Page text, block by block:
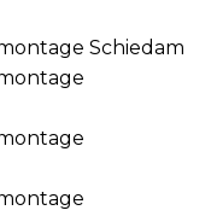
Schiedam